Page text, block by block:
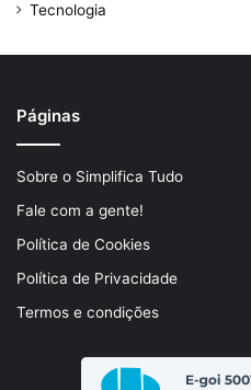
Tecnologia
Páginas
Sobre o Simplifica Tudo
Fale com a gente!
Política de Cookies
Política de Privacidade
Termos e condições